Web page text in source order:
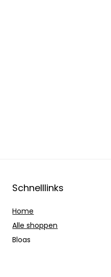
Schnelllinks
Home
Alle shoppen
Blogs